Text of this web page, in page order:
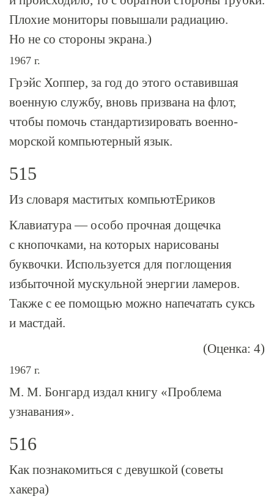
Плохие мониторы повышали радиацию.
Но не со стороны экрана.)
1967 г.
Грэйс Хоппер, за год до этого оставившая
военную службу, вновь призвана на флот,
чтобы помочь стандартизировать военно-
морской компьютерный язык.
515
Из словаря маститых компьютЕриков
Клавиатура — особо прочная дощечка
с кнопочками, на которых нарисованы
буквочки. Используется для поглощения
избыточной мускульной энергии ламеров.
Также с ее помощью можно напечатать суксь
и мастдай.
(Оценка: 4)
1967 г.
М. М. Бонгард издал книгу «Проблема
узнавания».
516
Как познакомиться с девушкой (советы
хакера)